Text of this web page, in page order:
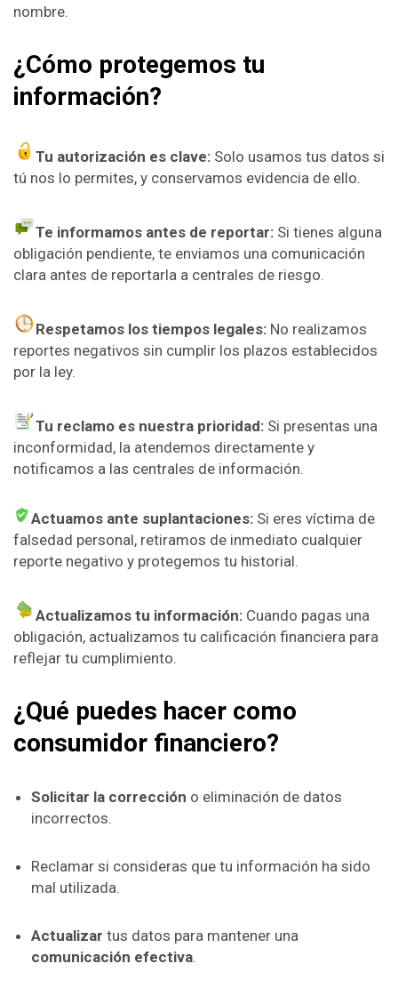
nombre.
¿Cómo protegemos tu
información?
Tu autorización es clave: Solo usamos tus datos si
tú nos lo permites, y conservamos evidencia de ello.
Te informamos antes de reportar: Si tienes alguna
obligación pendiente, te enviamos una comunicación
clara antes de reportarla a centrales de riesgo.
Respetamos los tiempos legales: No realizamos
reportes negativos sin cumplir los plazos establecidos
por la ley.
Tu reclamo es nuestra prioridad: Si presentas una
inconformidad, la atendemos directamente y
notificamos a las centrales de información.
Actuamos ante suplantaciones: Si eres víctima de
falsedad personal, retiramos de inmediato cualquier
reporte negativo y protegemos tu historial.
Actualizamos tu información: Cuando pagas una
obligación, actualizamos tu calificación financiera para
reflejar tu cumplimiento.
¿Qué puedes hacer como
consumidor financiero?
Solicitar la corrección o eliminación de datos
incorrectos.
Reclamar si consideras que tu información ha sido
mal utilizada.
Actualizar tus datos para mantener una
comunicación efectiva.